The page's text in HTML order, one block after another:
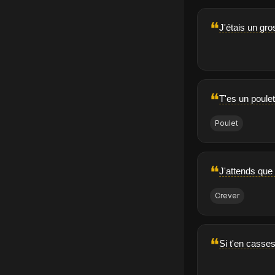
❝J'étais un
❝T'es un
Poulet
❝J'attends
Crever
❝Si t'en